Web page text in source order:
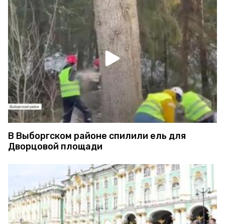
В Выборгском районе спилили ель для
Дворцовой площади